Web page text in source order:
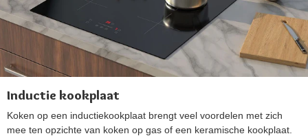
Inductie kookplaat
Koken op een inductiekookplaat brengt veel voordelen met zich
mee ten opzichte van koken op gas of een keramische kookplaat.